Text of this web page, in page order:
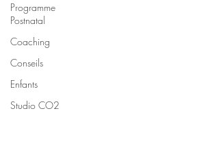
Programme
Postnatal
Coaching
Conseils
Enfants
Studio CO2